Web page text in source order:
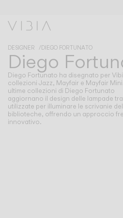
DESIGNER DIEGO FORTUNATO
Diego
Diego Fortunato ha disegnato per
collezioni Jazz, Mayfair e Mayfair
ultime collezioni di Diego Fortunato
aggiornano il design delle lampade
utilizzate per illuminare le scrivanie
biblioteche, offrendo un approccio
innovativo.